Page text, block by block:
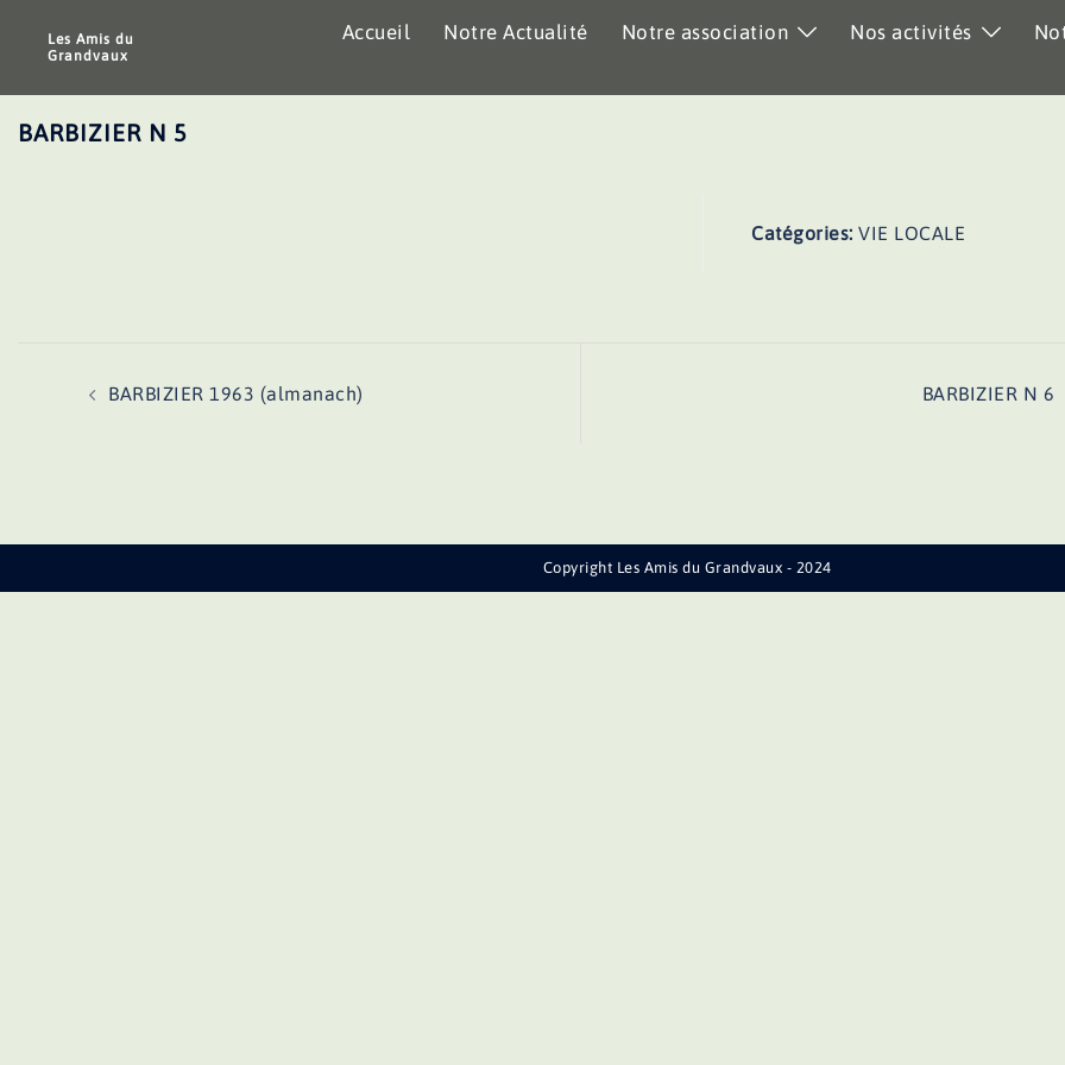
Les Amis du
Grandvaux
Accueil Notre Actualité Notre association Nos activités
BARBIZIER N 5
Catégories:VIE LOCALE
BARBIZIER 1963 (almanach) BARBIZIER N 6
Copyright Les Amis du Grandvaux - 2024